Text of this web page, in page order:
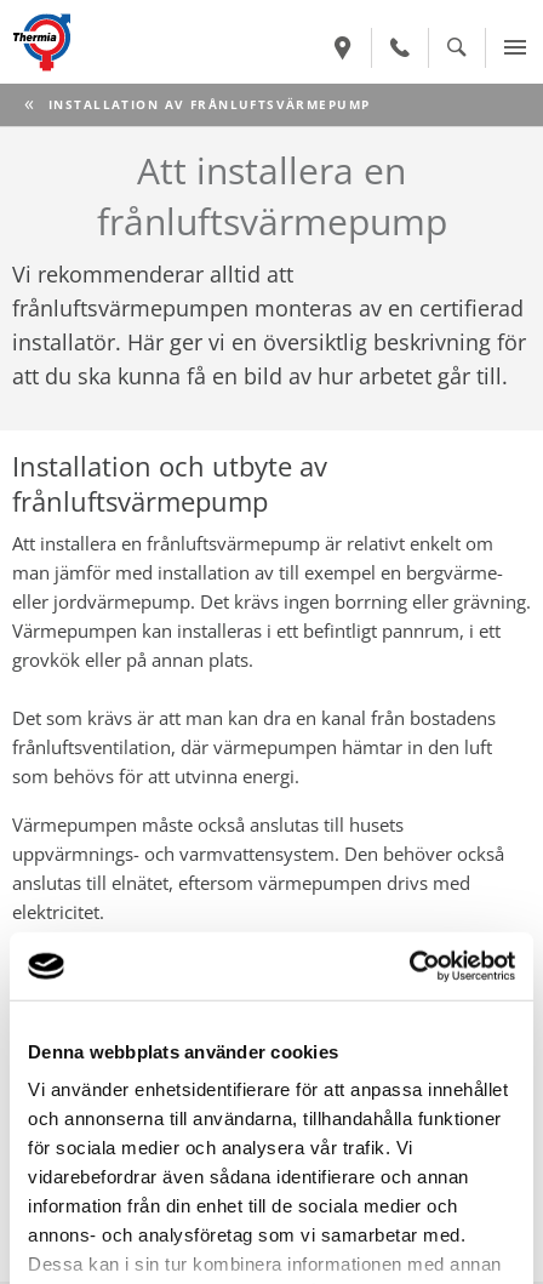
Denna webbplats använder cookies
Vi använder enhetsidentifierare för att anpassa innehållet
och annonserna till användarna, tillhandahålla funktioner
för sociala medier och analysera vår trafik. Vi
vidarebefordrar även sådana identifierare och annan
information från din enhet till de sociala medier och
annons- och analysföretag som vi samarbetar med.
Dessa kan i sin tur kombinera informationen med annan
CURRENT:
INSTALLATION AV FRÅNLUFTSVÄRMEPUMP
Att installera en
frånluftsvärmepump
Vi rekommenderar alltid att
frånluftsvärmepumpen monteras av en certifierad
installatör. Här ger vi en översiktlig beskrivning för
att du ska kunna få en bild av hur arbetet går till.
Installation och utbyte av
frånluftsvärmepump
Att installera en frånluftsvärmepump är relativt enkelt om
man jämför med installation av till exempel en bergvärme-
eller jordvärmepump. Det krävs ingen borrning eller grävning.
Värmepumpen kan installeras i ett befintligt pannrum, i ett
grovkök eller på annan plats.
Det som krävs är att man kan dra en kanal från bostadens
frånluftsventilation, där värmepumpen hämtar in den luft
som behövs för att utvinna energi.
Värmepumpen måste också anslutas till husets
uppvärmnings- och varmvattensystem. Den behöver också
anslutas till elnätet, eftersom värmepumpen drivs med
elektricitet.
Att byta en frånluftsvärmepump är också relativt enkelt. Om
oftast bara att demontera den gamla och ansluta en ny.
Thermias värmepumpVentecär speciellt utformad för att
göra bytet så enkelt och smidigt som möjligt.
För att få en uppfattning om arbetets omfattning, bör du
kontakta din lokala Thermia-återförsäljare som kan ge dig
tips, råd och en offert på installationen.